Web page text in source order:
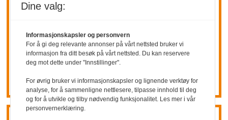
4800
arbeidsplasser
Dine valg:
Informasjonskapsler og personvern
For å gi deg relevante annonser på vårt nettsted bruker vi
informasjon fra ditt besøk på vårt nettsted. Du kan reservere
deg mot dette under "Innstillinger".
For øvrig bruker vi informasjonskapsler og lignende verktøy for
analyse, for å sammenligne nettlesere, tilpasse innhold til deg
og for å utvikle og tilby nødvendig funksjonalitet. Les mer i vår
personvernerklæring.